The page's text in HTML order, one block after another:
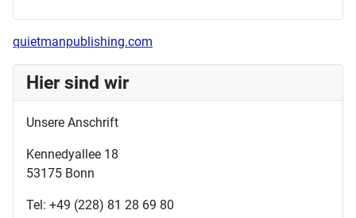
quietmanpublishing.com
Hier sind wir
Unsere Anschrift
Kennedyallee 18
53175 Bonn
Tel: +49 (228) 81 28 69 80